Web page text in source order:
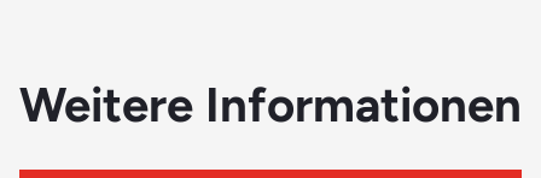
Weitere Informationen